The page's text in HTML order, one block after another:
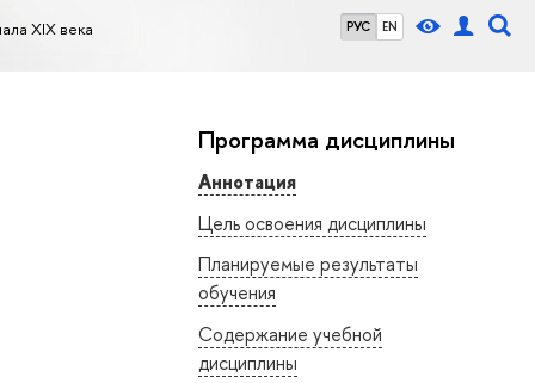
РУС EN
XIX века
Программа дисциплины
Аннотация
Цель освоения дисциплины
Планируемые результаты
обучения
Содержание учебной
дисциплины